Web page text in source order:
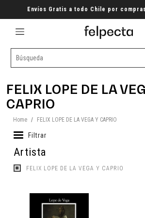
Envíos Gratis a todo Chile por
FELIX LOPE DE LA
CAPRIO
Home / FELIX LOPE DE LA VEGA Y CAPRIO
Filtrar
Artista
FELIX LOPE DE LA VEGA Y CAPRIO